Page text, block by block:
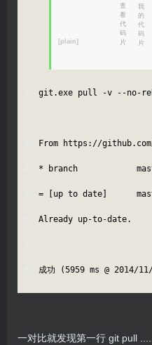
[plain]
git.exe pull -v --no-
From https://
* branch master
= [up to date]
Already up-to-date.
成功 (5959 ms @ 2014/
一对比就发现第一行 git pull